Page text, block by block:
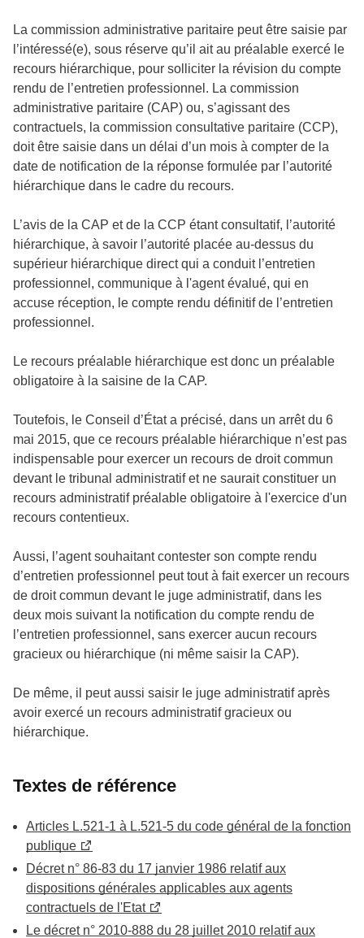
La commission administrative paritaire peut être saisie par
l’intéressé(e), sous réserve qu’il ait au préalable exercé le
recours hiérarchique, pour solliciter la révision du compte
rendu de l’entretien professionnel. La commission
administrative paritaire (CAP) ou, s’agissant des
contractuels, la commission consultative paritaire (CCP),
doit être saisie dans un délai d’un mois à compter de la
date de notification de la réponse formulée par l’autorité
hiérarchique dans le cadre du recours.
L’avis de la CAP et de la CCP étant consultatif, l’autorité
hiérarchique, à savoir l’autorité placée au-dessus du
supérieur hiérarchique direct qui a conduit l’entretien
professionnel, communique à l'agent évalué, qui en
accuse réception, le compte rendu définitif de l’entretien
professionnel.
Le recours préalable hiérarchique est donc un préalable
obligatoire à la saisine de la CAP.
Toutefois, le Conseil d’État a précisé, dans un arrêt du 6
mai 2015, que ce recours préalable hiérarchique n’est pas
indispensable pour exercer un recours de droit commun
devant le tribunal administratif et ne saurait constituer un
recours administratif préalable obligatoire à l'exercice d'un
recours contentieux.
Aussi, l’agent souhaitant contester son compte rendu
d’entretien professionnel peut tout à fait exercer un recours
de droit commun devant le juge administratif, dans les
deux mois suivant la notification du compte rendu de
l’entretien professionnel, sans exercer aucun recours
gracieux ou hiérarchique (ni même saisir la CAP).
De même, il peut aussi saisir le juge administratif après
avoir exercé un recours administratif gracieux ou
hiérarchique.
Textes de référence
Articles L.521-1 à L.521-5 du code général de la fonction
publique
Décret n° 86-83 du 17 janvier 1986 relatif aux
dispositions générales applicables aux agents
contractuels de l'Etat
Le décret n° 2010-888 du 28 juillet 2010 relatif aux